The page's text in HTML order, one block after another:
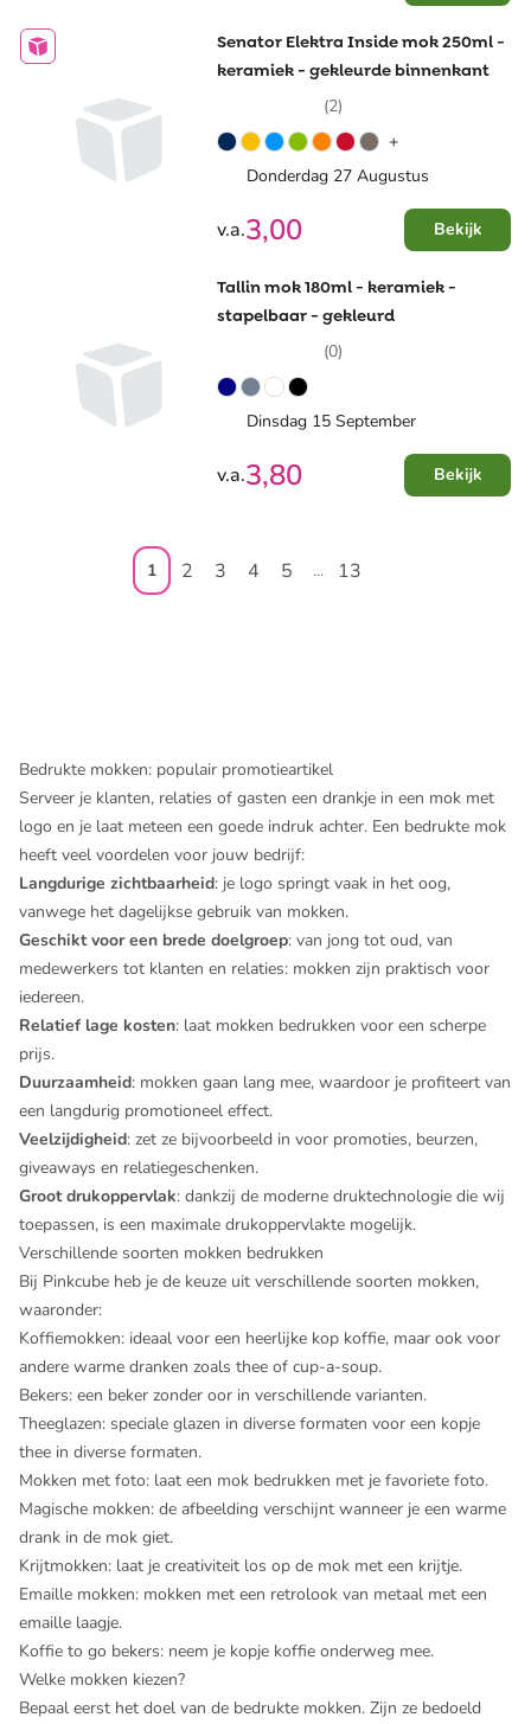
Senator Elektra Inside mok 250ml -
keramiek - gekleurde binnenkant
(2)
+
Donderdag 27 Augustus
v.a.3,00 Bekijk
Tallin mok 180ml - keramiek -
stapelbaar - gekleurd
(0)
Dinsdag 15 September
v.a.3,80 Bekijk
1 2 3 4 5 ... 13
Bedrukte mokken: populair promotieartikel
Serveer je klanten, relaties of gasten een drankje in een mok met
logo en je laat meteen een goede indruk achter. Een bedrukte mok
heeft veel voordelen voor jouw bedrijf:
Langdurige zichtbaarheid: je logo springt vaak in het oog,
vanwege het dagelijkse gebruik van mokken.
Geschikt voor een brede doelgroep: van jong tot oud, van
medewerkers tot klanten en relaties: mokken zijn praktisch voor
iedereen.
Relatief lage kosten: laat mokken bedrukken voor een scherpe
prijs.
Duurzaamheid: mokken gaan lang mee, waardoor je profiteert van
een langdurig promotioneel effect.
Veelzijdigheid: zet ze bijvoorbeeld in voor promoties, beurzen,
giveaways en relatiegeschenken.
Groot drukoppervlak: dankzij de moderne druktechnologie die wij
toepassen, is een maximale drukoppervlakte mogelijk.
Verschillende soorten mokken bedrukken
Bij Pinkcube heb je de keuze uit verschillende soorten mokken,
waaronder:
Koffiemokken: ideaal voor een heerlijke kop koffie, maar ook voor
andere warme dranken zoals thee of cup-a-soup.
Bekers: een beker zonder oor in verschillende varianten.
Theeglazen: speciale glazen in diverse formaten voor een kopje
thee in diverse formaten.
Mokken met foto: laat een mok bedrukken met je favoriete foto.
Magische mokken: de afbeelding verschijnt wanneer je een warme
drank in de mok giet.
Krijtmokken: laat je creativiteit los op de mok met een krijtje.
Emaille mokken: mokken met een retrolook van metaal met een
emaille laagje.
Koffie to go bekers: neem je kopje koffie onderweg mee.
Welke mokken kiezen?
Bepaal eerst het doel van de bedrukte mokken. Zijn ze bedoeld